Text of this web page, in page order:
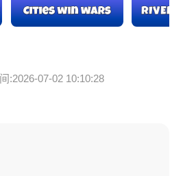
:2026-07-02 10:10:28